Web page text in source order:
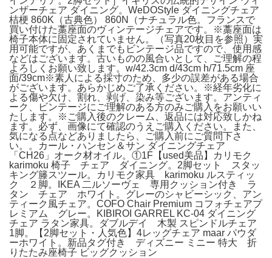
ンザーチェア ダイニング。WeDOStyle ダイニングチェア
桔梗 860K（古典色） 860N（ナチュラル色。フランスで
買い付けた藁座面のヴィンテージチェアです。※藁座面は
椅子本体に固定されていません。（写真20枚目を参照）実
用可能ですが、あくまでもビンテージ品ですので、使用感
などはございます。古いものの風合いとして、ご理解の程
よろしくお願い致します。w/42.3cm d/43cm h/71.5cm 座
面/39cm※素人による採寸のため、多少の誤差がある場合
がございます。あらかじめご了承ください。※経年劣化に
よる傷や欠け、割れ、剥げ、染み等ございます。アンティ
ーク、ビンテージにご理解のある方のみご購入をお願いい
たします。※ご購入後のクレーム、返品には対応致しかね
ます。必ず、画像にて確認のうえご購入ください。また、
気になる点などありましたら、ご購入前にご質問下さ
い。。カール・ハンセン＆サン ダイニングチェア
「CH26」オーク材オイル。①1F【used美品】カリモク
karimoku 椅子 チェア ダイニング。2脚セット スタッ
キング籐スツール。カリモク家具 karimoku ルスティッ
ク ２脚。IKEA 二ルソーヴェ 専用クッション付き ラ
タン チェア ホワイト。グレーのシャビーシック、アン
ティーク風チェア。COFO Chair Premium コフォチェアプ
レミアム グレー。KIBIROI GARREL KC-04 ダイニング
チェア ラタン家具。ダブルデイ 木製 スピンドルチェア
1脚。【2脚セット・人気色】4レッグチェア maar パウダ
ーホワイト。新品タグ付き ディズニー ミニー 特大 折
りたたみ座椅子 ビッグクッション